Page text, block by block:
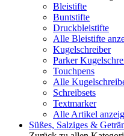
Bleistifte
Buntstifte
Druckbleistifte
Alle Bleistifte
Kugelschreiber
Parker
Touchpens
Alle
Schreibsets
Textmarker
Alle Artikel
Süßes, Salziges &